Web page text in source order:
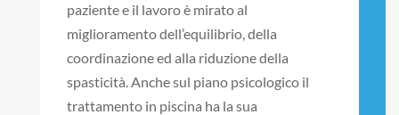
paziente e il lavoro è mirato al
miglioramento dell’equilibrio, della
coordinazione ed alla riduzione della
spasticità. Anche sul piano psicologico il
trattamento in piscina ha la sua